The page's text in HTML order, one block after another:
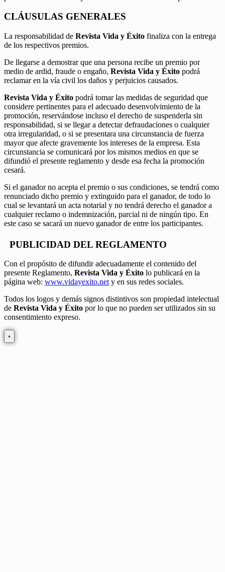
CLÁUSULAS GENERALES
La responsabilidad de Revista Vida y Éxito finaliza con la entrega
de los respectivos premios.
De llegarse a demostrar que una persona recibe un premio por
medio de ardid, fraude o engaño, Revista Vida y Éxito podrá
reclamar en la vía civil los daños y perjuicios causados.
Revista Vida y Éxito podrá tomar las medidas de seguridad que
considere pertinentes para el adecuado desenvolvimiento de la
promoción, reservándose incluso el derecho de suspenderla sin
responsabilidad, si se llegar a detectar defraudaciones o cualquier
otra irregularidad, o si se presentara una circunstancia de fuerza
mayor que afecte gravemente los intereses de la empresa. Esta
circunstancia se comunicará por los mismos medios en que se
difundió el presente reglamento y desde esa fecha la promoción
cesará.
Si el ganador no acepta el premio o sus condiciones, se tendrá como
renunciado dicho premio y extinguido para el ganador, de todo lo
cual se levantará un acta notarial y no tendrá derecho el ganador a
cualquier reclamo o indemnización, parcial ni de ningún tipo. En
este caso se sacará un nuevo ganador de entre los participantes.
PUBLICIDAD DEL REGLAMENTO
Con el propósito de difundir adecuadamente el contenido del
presente Reglamento, Revista Vida y Éxito lo publicará en la
página web: www.vidayexito.nety en sus redes sociales.
Todos los logos y demás signos distintivos son propiedad intelectual
de Revista Vida y Éxito por lo que no pueden ser utilizados sin su
consentimiento expreso.
×